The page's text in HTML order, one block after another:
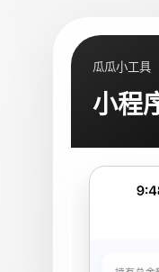
瓜瓜小工具
小程